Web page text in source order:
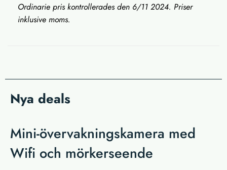
Ordinarie pris kontrollerades den 6/11 2024. Priser
inklusive moms.
Nya deals
Mini-övervakningskamera med
Wifi och mörkerseende